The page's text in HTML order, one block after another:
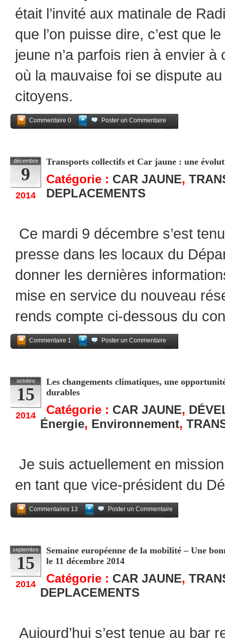
était l’invité aux matinale de
que l’on puisse dire, c’est que
jeune n’a parfois rien à envier
où la mauvaise foi se dispute
citoyens.
Commentaire 0
Poster un Commentaire
décembre
9
2014
Transports collectifs et Car jaune : une
Catégorie : CAR JAUNE,
DEPLACEMENTS
Ce mardi 9 décembre s’est
presse dans les locaux du
donner les dernières
mise en service du nouveau
rends compte ci-dessous du
Commentaire 1
Poster un Commentaire
octobre
15
2014
Les changements climatiques, une
durables
Catégorie : CAR JAUNE,
Énergie, Environnement,
Je suis actuellement en
en tant que vice-président du
Commentaires 13
Poster un Commentaire
septembre
15
2014
Semaine européenne de la mobilité – Une
le 11 décembre 2014
Catégorie : CAR JAUNE,
DEPLACEMENTS
Aujourd’hui s’est tenue au bar